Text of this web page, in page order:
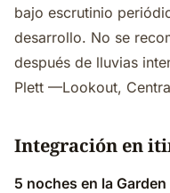
bajo escrutinio
desarrollo. No se
después de lluvias
Plett —Lookout,
Integración en
5 noches en la